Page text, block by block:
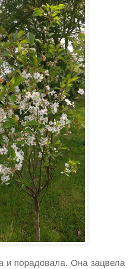
и порадовала. Она зацвела